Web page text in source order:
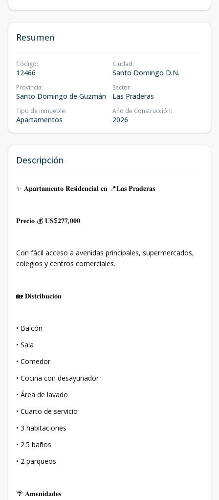
Resumen
Código:
12466
Ciudad:
Santo Domingo D.N.
Provincia:
Santo Domingo de Guzmán
Sector:
Las Praderas
Tipo de inmueble:
Apartamentos
Año de Construcción:
2026
Descripción
✨ 𝐀𝐩𝐚𝐫𝐭𝐚𝐦𝐞𝐧𝐭𝐨 𝐑𝐞𝐬𝐢𝐝𝐞𝐧𝐜𝐢𝐚𝐥 𝐞𝐧 📍𝐋𝐚𝐬 𝐏𝐫𝐚𝐝𝐞𝐫𝐚𝐬
𝐏𝐫𝐞𝐜𝐢𝐨 💰 𝐔𝐒$𝟐𝟕𝟕,𝟎𝟎𝟎
Con fácil acceso a avenidas principales, supermercados,
colegios y centros comerciales.
🏡 𝐃𝐢𝐬𝐭𝐫𝐢𝐛𝐮𝐜𝐢𝐨́𝐧
• Balcón
• Sala
• Comedor
• Cocina con desayunador
• Área de lavado
• Cuarto de servicio
• 3 habitaciones
• 2.5 baños
• 2 parqueos
🌴 𝐀𝐦𝐞𝐧𝐢𝐝𝐚𝐝𝐞𝐬